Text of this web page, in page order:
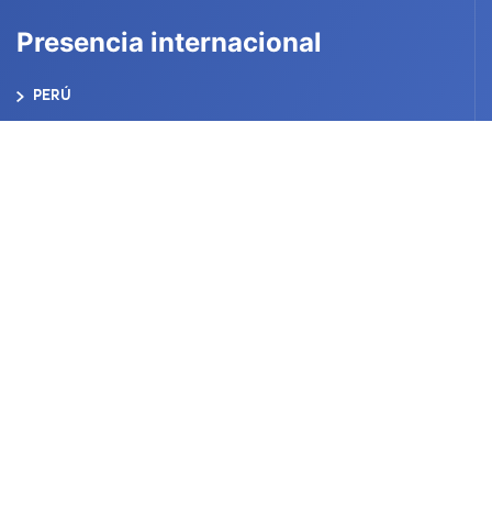
Presencia internacional
PERÚ